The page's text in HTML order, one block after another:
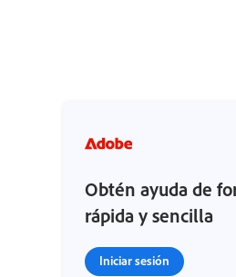
Obtén ayuda de
rápida y sencilla
Iniciar sesión